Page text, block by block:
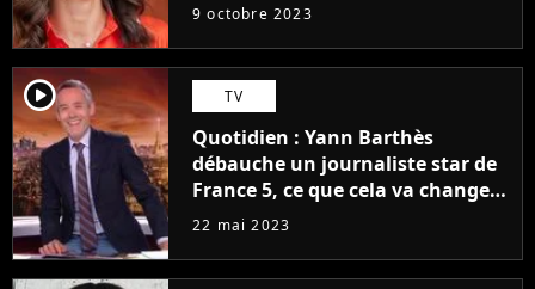
9 octobre 2023
player2 TV
Quotidien : Yann Barthès
débauche un journaliste star de
France 5, ce que cela va changer
à la rentrée
22 mai 2023